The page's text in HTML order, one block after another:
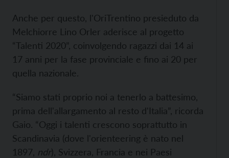
Anche per questo, l'OriTrentino presieduto da
Melchiorre Lino Orler aderisce al progetto
“Talenti 2020”, coinvolgendo ragazzi dai 14 ai
17 anni per la fase provinciale e fino ai 20 per
quella nazionale.
“Siamo stati proprio noi a tenerlo a battesimo,
prima dell'allargamento al resto d'Italia”, ricorda
Gaio. “Oggi i talenti crescono soprattutto in
Scandinavia (dove l'orienteering è nato nel
1897, ndr), Svizzera, Francia e nei Paesi